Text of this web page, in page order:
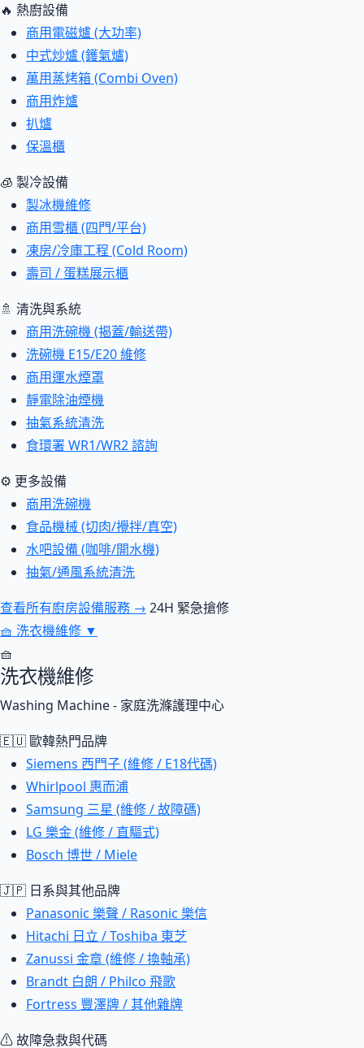
🔥 熱廚設備
商用電磁爐 (大功率)
中式炒爐 (鑊氣爐)
萬用蒸烤箱 (Combi Oven)
商用炸爐
扒爐
保溫櫃
🧊 製冷設備
製冰機維修
商用雪櫃 (四門/平台)
凍房/冷庫工程 (Cold Room)
壽司 / 蛋糕展示櫃
🚿 清洗與系統
商用洗碗機 (揭蓋/輸送帶)
洗碗機 E15/E20 維修
商用運水煙罩
靜電除油煙機
抽氣系統清洗
食環署 WR1/WR2 諮詢
⚙ 更多設備
商用洗碗機
食品機械 (切肉/攪拌/真空)
水吧設備 (咖啡/開水機)
抽氣/通風系統清洗
查看所有廚房設備服務 → 24H 緊急搶修
🧺 洗衣機維修 ▼
🧺
洗衣機維修
Washing Machine - 家庭洗滌護理中心
🇪🇺 歐韓熱門品牌
Siemens 西門子 (維修 / E18代碼)
Whirlpool 惠而浦
Samsung 三星 (維修 / 故障碼)
LG 樂金 (維修 / 直驅式)
Bosch 博世 / Miele
🇯🇵 日系與其他品牌
Panasonic 樂聲 / Rasonic 樂信
Hitachi 日立 / Toshiba 東芝
Zanussi 金章 (維修 / 換軸承)
Brandt 白朗 / Philco 飛歌
Fortress 豐澤牌 / 其他雜牌
⚠ 故障急救與代碼